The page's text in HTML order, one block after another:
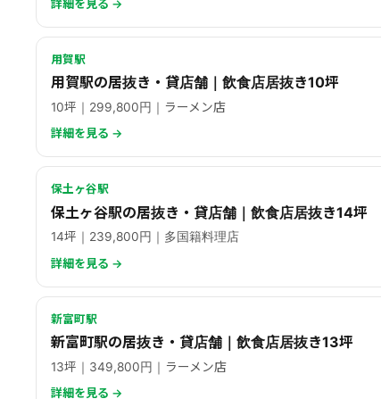
詳細を見る →
用賀駅
用賀駅の居抜き・貸店舗｜飲食店居抜き10坪
10坪｜299,800円｜ラーメン店
詳細を見る →
保土ヶ谷駅
保土ヶ谷駅の居抜き・貸店舗｜飲食店居抜き14坪
14坪｜239,800円｜多国籍料理店
詳細を見る →
新富町駅
新富町駅の居抜き・貸店舗｜飲食店居抜き13坪
13坪｜349,800円｜ラーメン店
詳細を見る →